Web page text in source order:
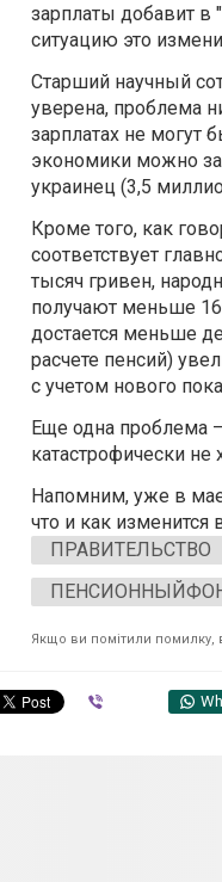
зарплаты добавит в
ситуацию это
Старший научный
уверена, проблема
зарплатах не могут
экономики можно
украинец (3,5
Кроме того, как
соответствует
тысяч гривен,
получают меньше
достается меньше
расчете пенсий)
с учетом нового
Еще одна проблема
катастрофически не
Напомним, уже в
что и как
ПРАВИТЕЛЬСТВО
Якщо ви помітили помилку,